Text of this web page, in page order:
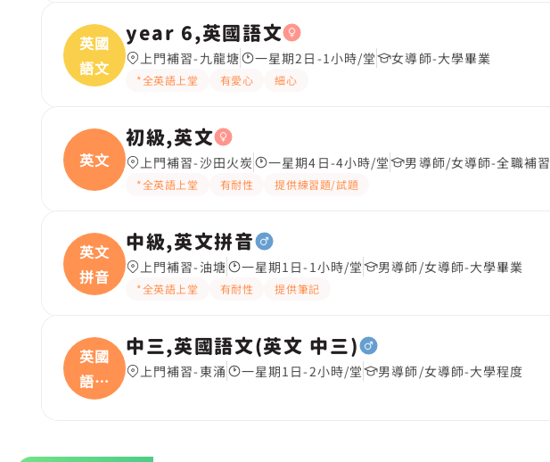
英國
語文
year 6,英國語文
上門補習-九龍塘 一星期2日-1小時/堂 女導師-大學畢業
*全英語上堂 有愛心 細心
英文
初級,英文
上門補習-沙田火炭 一星期4日-4小時/堂 男導師/女導師-全職補習
*全英語上堂 有耐性 提供練習題/試題
英文
拼音
中級,英文拼音
上門補習-油塘 一星期1日-1小時/堂 男導師/女導師-大學畢業
*全英語上堂 有耐性 提供筆記
英國
語文
(
中三,英國語文(英文 中三)
上門補習-東涌 一星期1日-2小時/堂 男導師/女導師-大學程度